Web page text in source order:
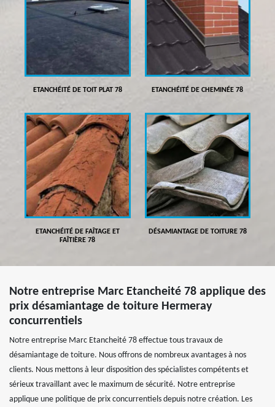
ETANCHÉITÉ DE TOIT PLAT 78 ETANCHÉITÉ DE CHEMINÉE 78
ETANCHÉITÉ DE FAÎTAGE ET
FAÎTIÈRE 78
DÉSAMIANTAGE DE TOITURE 78
Notre entreprise Marc Etancheité 78 applique des
prix désamiantage de toiture Hermeray
concurrentiels
Notre entreprise Marc Etancheité 78 effectue tous travaux de
désamiantage de toiture. Nous offrons de nombreux avantages à nos
clients. Nous mettons à leur disposition des spécialistes compétents et
sérieux travaillant avec le maximum de sécurité. Notre entreprise
applique une politique de prix concurrentiels depuis notre création. Les